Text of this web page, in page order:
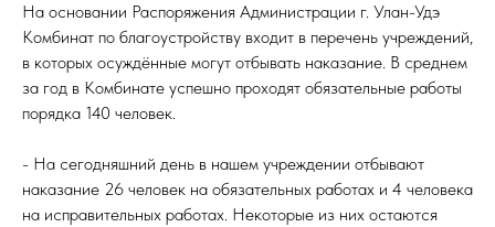
На основании Распоряжения Администрации г. Улан-Удэ
Комбинат по благоустройству входит в перечень учреждений,
в которых осуждённые могут отбывать наказание. В среднем
за год в Комбинате успешно проходят обязательные работы
порядка 140 человек.
- На сегодняшний день в нашем учреждении отбывают
наказание 26 человек на обязательных работах и 4 человека
на исправительных работах. Некоторые из них остаются